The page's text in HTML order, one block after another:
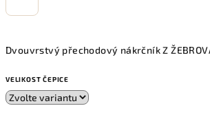
Dvouvrstvý přechodový nákrčník Z
VELIKOST ČEPICE